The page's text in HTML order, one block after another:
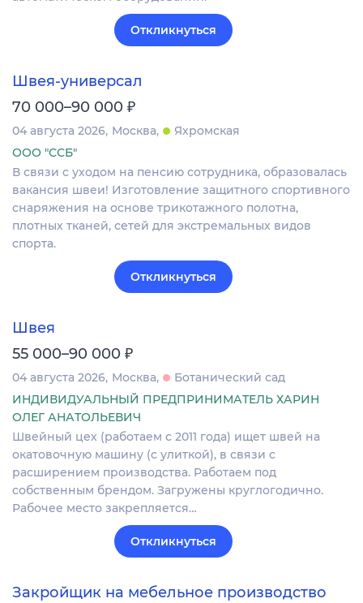
Откликнуться
Швея-универсал
70 000–90 000 ₽
04 августа 2026 Москва
Яхромская
ООО "ССБ"
В связи с уходом на пенсию сотрудника, образовалась
вакансия швеи! Изготовление защитного спортивного
снаряжения на основе трикотажного полотна,
плотных тканей, сетей для экстремальных видов
спорта.
Откликнуться
Швея
55 000–90 000 ₽
04 августа 2026 Москва
Ботанический сад
ИНДИВИДУАЛЬНЫЙ ПРЕДПРИНИМАТЕЛЬ ХАРИН
ОЛЕГ АНАТОЛЬЕВИЧ
Швейный цех (работаем с 2011 года) ищет швей на
окатовочную машину (с улиткой), в связи с
расширением производства. Работаем под
собственным брендом. Загружены круглогодично.
Рабочее место закрепляется…
Откликнуться
Закройщик на мебельное производство